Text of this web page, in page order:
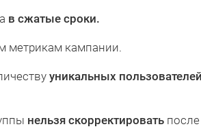
в сжатые сроки.
метрикам кампании.
уникальных пользователей
нельзя скорректировать